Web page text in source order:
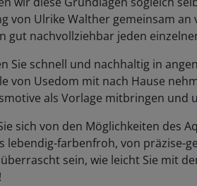
von Ulrike Walther gemeinsam
gut nachvollziehbar jeden
Sie schnell und nachhaltig in
von Usedom mit nach Hause
als Vorlage mitbringen und
sich von den Möglichkeiten des
lebendig-farbenfroh, von präzise-
sein, wie leicht Sie mit